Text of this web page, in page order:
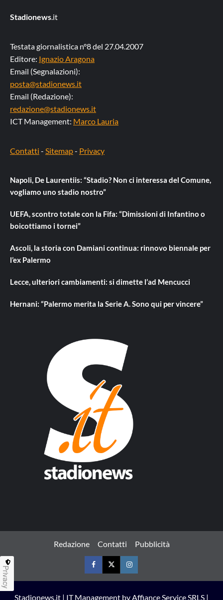
Stadionews .it
Testata giornalistica n°8 del 27.04.2007
Editore: Ignazio Aragona
Email (Segnalazioni):
posta@stadionews.it
Email (Redazione):
redazione@stadionews.it
ICT Management: Marco Lauria
Contatti - Sitemap- Privacy
Napoli, De Laurentiis: “Stadio? Non ci interessa del Comune,
vogliamo uno stadio nostro”
UEFA, scontro totale con la Fifa: “Dimissioni di Infantino o
boicottiamo i tornei”
Ascoli, la storia con Damiani continua: rinnovo biennale per
l’ex Palermo
Lecce, ulteriori cambiamenti: si dimette l’ad Mencucci
Hernani: “Palermo merita la Serie A. Sono qui per vincere”
Redazione Contatti Pubblicità
FacebookTwitterInstagram
Stadionews.it | IT Management by Affiance Service SRLS |
Privacy